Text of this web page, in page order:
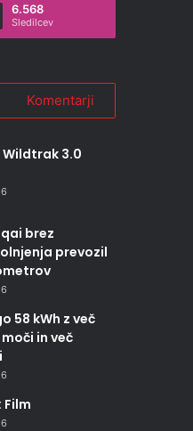
6.568
Sledilcev
Komentarji
Wildtrak 3.0
brez
prevozil
58 kWh z več
in več
Film